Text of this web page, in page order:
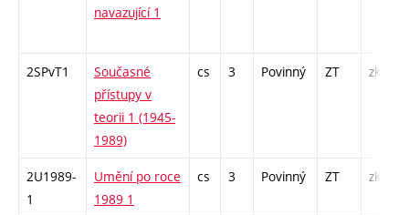
navazující 1
2SPvT1
Současné
přístupy v
teorii 1 (1945-
1989)
cs 3 Povinný ZT zk
2U1989-
1
Umění po roce
1989 1
cs 3 Povinný ZT zk